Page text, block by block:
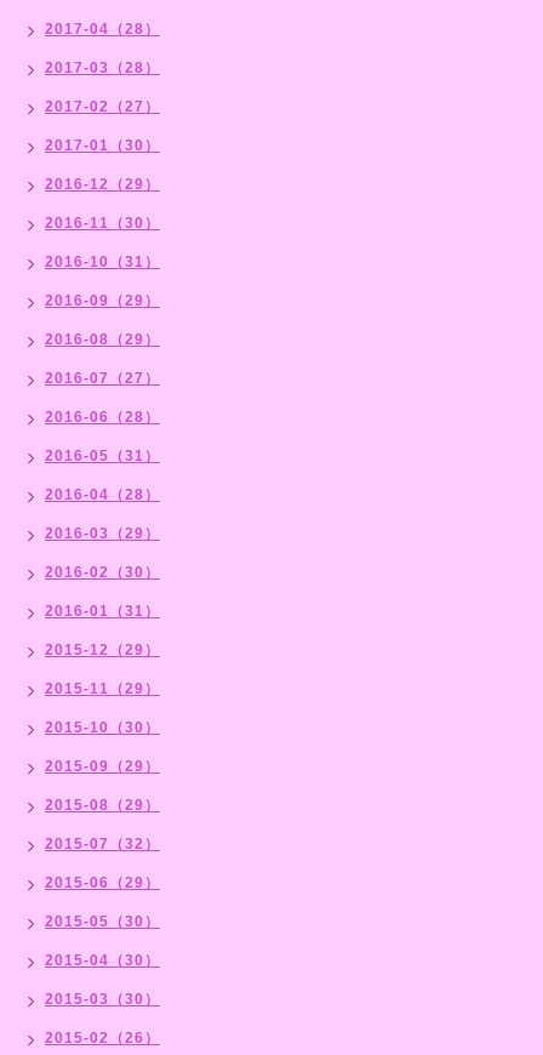
2017-04（28）
2017-03（28）
2017-02（27）
2017-01（30）
2016-12（29）
2016-11（30）
2016-10（31）
2016-09（29）
2016-08（29）
2016-07（27）
2016-06（28）
2016-05（31）
2016-04（28）
2016-03（29）
2016-02（30）
2016-01（31）
2015-12（29）
2015-11（29）
2015-10（30）
2015-09（29）
2015-08（29）
2015-07（32）
2015-06（29）
2015-05（30）
2015-04（30）
2015-03（30）
2015-02（26）